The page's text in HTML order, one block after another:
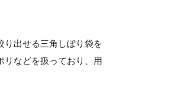
り出せる三角しぼり袋を
リなどを扱っており、用